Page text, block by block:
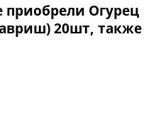
приобрели Огурец
20шт, также